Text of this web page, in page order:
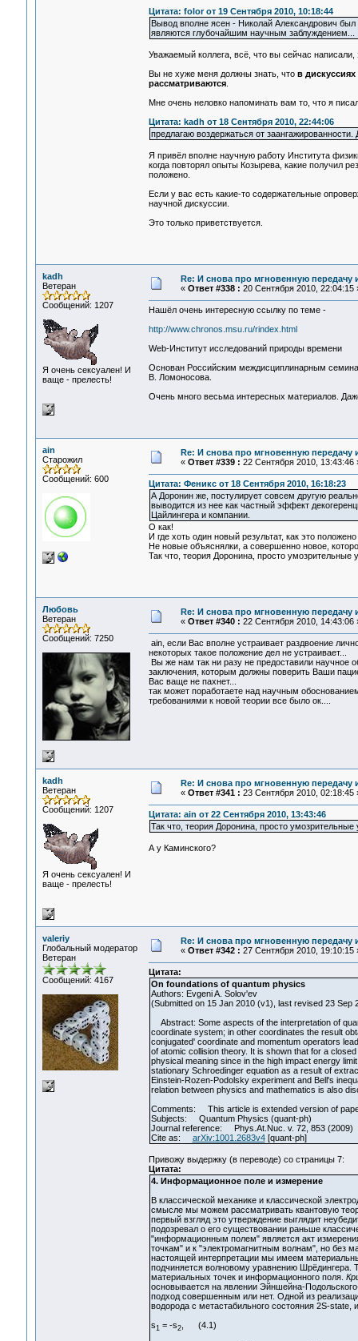
Цитата: folor от 19 Сентября 2010, 10:18:44
Вывод вполне ясен - Николай Александрович
являются глубочайшим научным заблуждением...
Уважаемый коллега, всё, что вы сейчас
Вы не хуже меня должны знать, что в
рассматриваются.
Мне очень неловко напоминать вам то, что я
Цитата: kadh от 18 Сентября 2010, 22:44:06
предлагаю воздержаться от
Я привёл вполне научную работу Института
когда повторял опыты Козырева, какие получил
положено.
Если у вас есть какие-то содержательные
научной дискуссии.
Это только приветствуется.
kadh
Ветеран
Сообщений: 1207
Я очень сексуален! И
ваще - прелесть!
Re: И снова про мгновенную
« Ответ #338 : 20 Сентября 2010, 22:04:15
Нашёл очень интересную ссылку по теме -
http://www.chronos.msu.ru/rindex.html
Web-Институт исследований природы времени
Основан Российским междисциплинарным
В. Ломоносова.
Очень много весьма интересных материалов.
ain
Старожил
Сообщений: 600
Re: И снова про мгновенную
« Ответ #339 : 22 Сентября 2010, 13:43:46
Цитата: Феникс от 18 Сентября 2010, 16:18:23
А Доронин же, постулирует совсем другую
выводится из нее как частный эффект
Цайлингера и компании.
О как!
И где хоть один новый результат, как это
Не новые объяснялки, а совершенно новое,
Так что, теория Доронина, просто умозрительные
Любовь
Ветеран
Сообщений: 7250
Re: И снова про мгновенную
« Ответ #340 : 22 Сентября 2010, 14:43:06
ain, если Вас вполне устраивает раздвоение
некоторых такое положение дел не устраивает...
Вы же нам так ни разу не предоставили научное
заключения, которым должны поверить Ваши
Вас ваще не пахнет...
так может поработаете над научным
требованиями к новой теории все было ок....
kadh
Ветеран
Сообщений: 1207
Я очень сексуален! И
ваще - прелесть!
Re: И снова про мгновенную
« Ответ #341 : 23 Сентября 2010, 02:18:45
Цитата: ain от 22 Сентября 2010, 13:43:46
Так что, теория Доронина, просто умозрительные
А у Каминского?
valeriy
Глобальный модератор
Ветеран
Сообщений: 4167
Re: И снова про мгновенную
« Ответ #342 : 27 Сентября 2010, 19:10:15
Цитата:
On foundations of quantum physics
Authors: Evgeni A. Solov'ev
(Submitted on 15 Jan 2010 (v1), last revised 23 Sep
Abstract: Some aspects of the interpretation of
coordinate system; in other coordinates the result
conjugated' coordinate and momentum operators
of atomic collision theory. It is shown that for a
physical meaning since in the high impact energy
stationary Schroedinger equation as a result of
Einstein-Rozen-Podolsky experiment and Bell's
relation between physics and mathematics is also
Comments: This article is extended version of
Subjects: Quantum Physics (quant-ph)
Journal reference: Phys.At.Nuc. v. 72, 853 (2009)
Cite as: arXiv:1001.2683v4[quant-ph]
Привожу выдержку (в переводе) со страницы 7:
Цитата:
4. Информационное поле и измерение
В классической механике и классической
смысле мы можем рассматривать квантовую
первый взгляд это утверждение выглядит
подозревал о его существовании раньше
"информационным полем" является акт
точкам" и к "электромагнитным волнам", но без
настоящей интерпретации мы имеем
подчиняется волновому уравнению Шрёдингера.
материальных точек и информационного поля.
основывается на явлении Эйншейна-
подход совершенным или нет. Одной из
водорода с метастабильного состояния 2S-
s1 = -s2, (4.1)